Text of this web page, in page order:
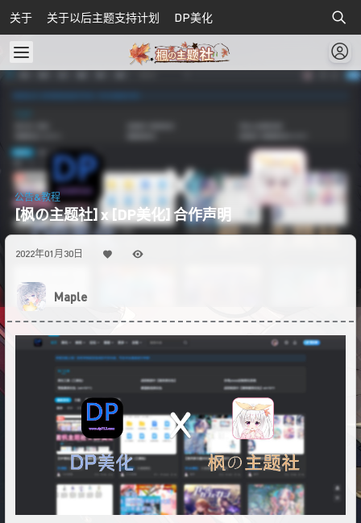
关于 关于以后主题支持计划 DP美化
公告&教程
[枫の主题社] x [DP美化] 合作声明
2022年01月30日
Maple